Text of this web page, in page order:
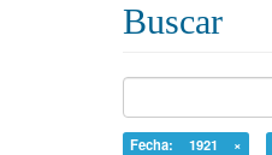
Buscar
Fecha: 1921 ×